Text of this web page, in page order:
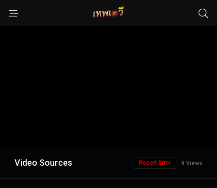
Video Sources 9 Views
Report Error